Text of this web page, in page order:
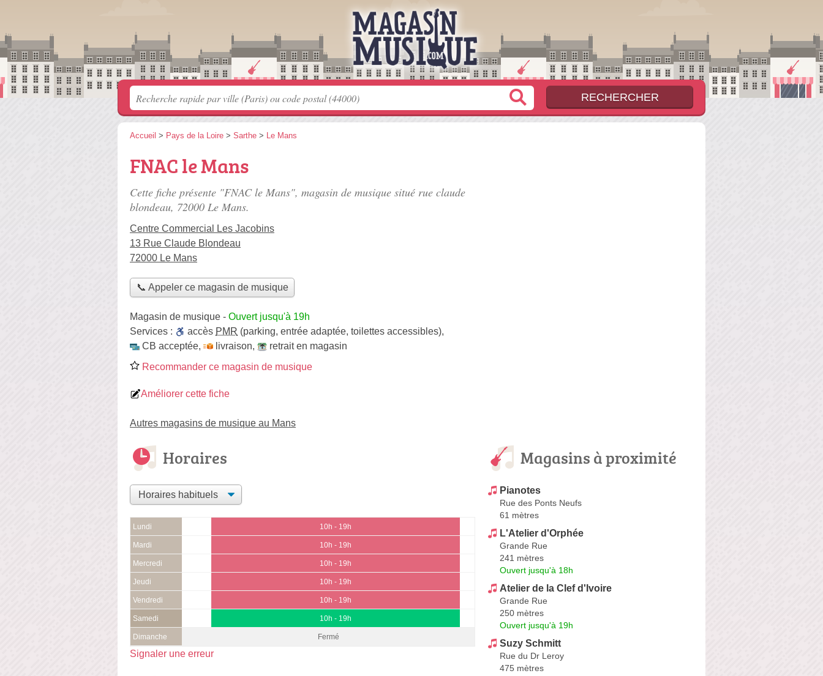
Accueil > Pays de la Loire > Sarthe > Le Mans
FNAC le Mans
Cette fiche présente "FNAC le Mans", magasin de musique situé rue claude
blondeau, 72000 Le Mans.
Centre Commercial Les Jacobins
13 Rue Claude Blondeau
72000 Le Mans
📞 Appeler ce magasin de musique
Magasin de musique - Ouvert jusqu'à 19h
Services :
accès PMR (parking, entrée adaptée, toilettes accessibles),
CB acceptée, livraison,
retrait en magasin
Recommander ce magasin de musique
Améliorer cette fiche
Autres magasins de musique au Mans
Horaires
Lundi 10h - 19h
Mardi 10h - 19h
Mercredi 10h - 19h
Jeudi 10h - 19h
Vendredi 10h - 19h
Samedi 10h - 19h
Dimanche Fermé
Signaler une erreur
Magasins à proximité
Pianotes
Rue des Ponts Neufs
61 mètres
L'Atelier d'Orphée
Grande Rue
241 mètres
Ouvert jusqu'à 18h
Atelier de la Clef d'Ivoire
Grande Rue
250 mètres
Ouvert jusqu'à 19h
Suzy Schmitt
Rue du Dr Leroy
475 mètres